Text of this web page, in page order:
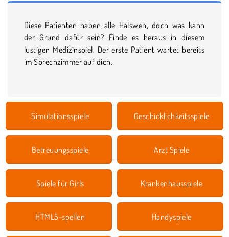
Diese Patienten haben alle Halsweh, doch was kann
der Grund dafür sein? Finde es heraus in diesem
lustigen Medizinspiel. Der erste Patient wartet bereits
im Sprechzimmer auf dich.
Simulationsspiele Geschicklichkeitsspiele
Betreuungsspiele Arzt Spiele
Spiele für Girls Krankenhausspiele
HTML5-spellen Handyspiele